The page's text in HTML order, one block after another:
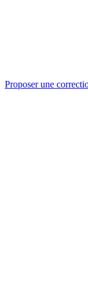
Proposer une